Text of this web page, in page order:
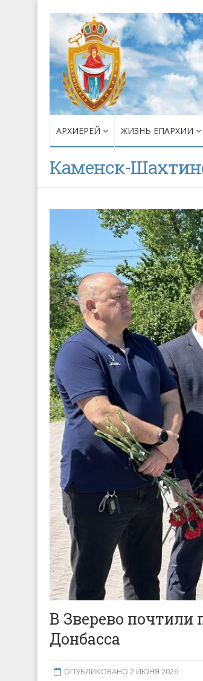
АРХИЕРЕЙ ЖИЗНЬ ЕПАРХИИ
Каменск-
В Зверево почтили
Донбасса
ОПУБЛИКОВАНО 2 ИЮНЯ 2026